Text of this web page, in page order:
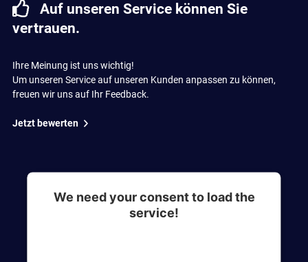
Auf unseren Service können Sie
vertrauen.
Ihre Meinung ist uns wichtig!
Um unseren Service auf unseren Kunden anpassen zu können,
freuen wir uns auf Ihr Feedback.
Jetzt bewerten
We need your consent to load the
service!